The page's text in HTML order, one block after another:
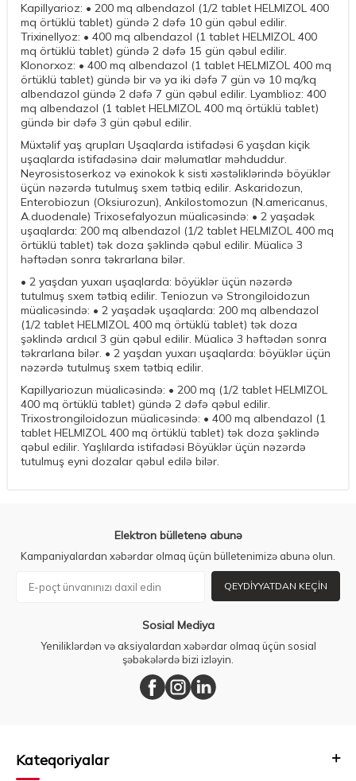
Kapillyarioz: • 200 mq albendazol (1/2 tablet HELMIZOL 400
mq örtüklü tablet) gündə 2 dəfə 10 gün qəbul edilir.
Trixinellyoz: • 400 mq albendazol (1 tablet HELMIZOL 400
mq örtüklü tablet) gündə 2 dəfə 15 gün qəbul edilir.
Klonorxoz: • 400 mq albendazol (1 tablet HELMIZOL 400 mq
örtüklü tablet) gündə bir və ya iki dəfə 7 gün və 10 mq/kq
albendazol gündə 2 dəfə 7 gün qəbul edilir. Lyamblioz: 400
mq albendazol (1 tablet HELMIZOL 400 mq örtüklü tablet)
gündə bir dəfə 3 gün qəbul edilir.
Müxtəlif yaş qrupları Uşaqlarda istifadəsi 6 yaşdan kiçik
uşaqlarda istifadəsinə dair məlumatlar məhduddur.
Neyrosistoserkoz və exinokok k sisti xəstəliklərində böyüklər
üçün nəzərdə tutulmuş sxem tətbiq edilir. Askaridozun,
Enterobiozun (Oksiurozun), Ankilostomozun (N.americanus,
A.duodenale) Trixosefalyozun müalicəsində: • 2 yaşadək
uşaqlarda: 200 mq albendazol (1/2 tablet HELMIZOL 400 mq
örtüklü tablet) tək doza şəklində qəbul edilir. Müalicə 3
həftədən sonra təkrarlana bilər.
• 2 yaşdan yuxarı uşaqlarda: böyüklər üçün nəzərdə
tutulmuş sxem tətbiq edilir. Teniozun və Strongiloidozun
müalicəsində: • 2 yaşadək uşaqlarda: 200 mq albendazol
(1/2 tablet HELMIZOL 400 mq örtüklü tablet) tək doza
şəklində ardıcıl 3 gün qəbul edilir. Müalicə 3 həftədən sonra
təkrarlana bilər. • 2 yaşdan yuxarı uşaqlarda: böyüklər üçün
nəzərdə tutulmuş sxem tətbiq edilir.
Kapillyariozun müalicəsində: • 200 mq (1/2 tablet HELMIZOL
400 mq örtüklü tablet) gündə 2 dəfə qəbul edilir.
Trixostrongiloidozun müalicəsində: • 400 mq albendazol (1
tablet HELMIZOL 400 mq örtüklü tablet) tək doza şəklində
qəbul edilir. Yaşlılarda istifadəsi Böyüklər üçün nəzərdə
tutulmuş eyni dozalar qəbul edilə bilər.
Elektron bülletenə abunə
Kampaniyalardan xəbərdar olmaq üçün bülletenimizə abunə olun.
QEYDIYYATDAN KEÇIN
Sosial Mediya
Yeniliklərdən və aksiyalardan xəbərdar olmaq üçün sosial
şəbəkələrdə bizi izləyin.
Kateqoriyalar